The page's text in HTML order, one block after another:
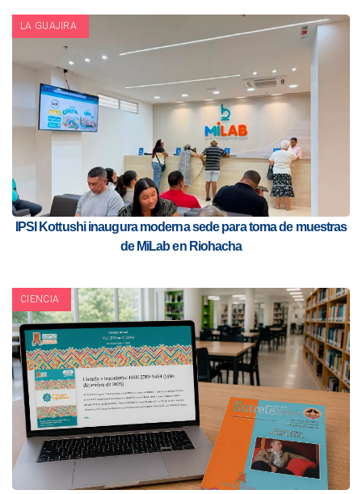
LA GUAJIRA
IPSI Kottushi inaugura moderna sede para toma de muestras
de MiLab en Riohacha
CIENCIA